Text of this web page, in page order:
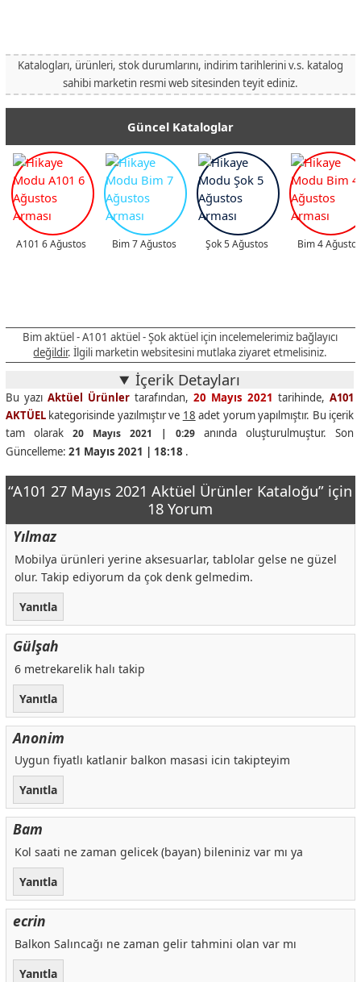
Katalogları, ürünleri, stok durumlarını, indirim tarihlerini v.s. katalog
sahibi marketin resmi web sitesinden teyit ediniz.
Güncel Kataloglar
A101 6 Ağustos Bim 7 Ağustos Şok 5 Ağustos Bim 4 Ağustos
Bim aktüel - A101 aktüel - Şok aktüel için incelemelerimiz bağlayıcı
değildir. İlgili marketin websitesini mutlaka ziyaret etmelisiniz.
İçerik Detayları
Bu yazı Aktüel Ürünlertarafından, 20 Mayıs 2021 tarihinde,A101
AKTÜELkategorisinde yazılmıştır ve 18 adet yorum yapılmıştır. Bu içerik
tam olarak 20 Mayıs 2021 | 0:29anında oluşturulmuştur. Son
Güncelleme: 21 Mayıs 2021 | 18:18 .
“A101 27 Mayıs 2021 Aktüel Ürünler Kataloğu” için
18 Yorum
Yılmaz
Mobilya ürünleri yerine aksesuarlar, tablolar gelse ne güzel
olur. Takip ediyorum da çok denk gelmedim.
Yanıtla
Gülşah
6 metrekarelik halı takip
Yanıtla
Anonim
Uygun fiyatlı katlanir balkon masasi icin takipteyim
Yanıtla
Bam
Kol saati ne zaman gelicek (bayan) bileniniz var mı ya
Yanıtla
ecrin
Balkon Salıncağı ne zaman gelir tahmini olan var mı
Yanıtla